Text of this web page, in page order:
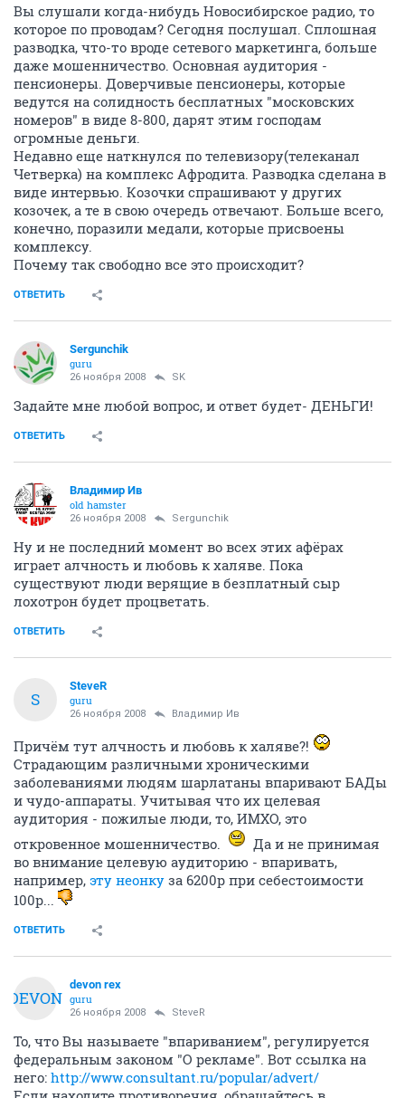
Вы слушали когда-нибудь Новосибирское радио, то
которое по проводам? Сегодня послушал. Сплошная
разводка, что-то вроде сетевого маркетинга, больше
даже мошенничество. Основная аудитория -
пенсионеры. Доверчивые пенсионеры, которые
ведутся на солидность бесплатных "московских
номеров" в виде 8-800, дарят этим господам
огромные деньги.
Недавно еще наткнулся по телевизору(телеканал
Четверка) на комплекс Афродита. Разводка сделана в
виде интервью. Козочки спрашивают у других
козочек, а те в свою очередь отвечают. Больше всего,
конечно, поразили медали, которые присвоены
комплексу.
Почему так свободно все это происходит?
ОТВЕТИТЬ
Sergunchik
guru
26 ноября 2008 SK
Задайте мне любой вопрос, и ответ будет- ДЕНЬГИ!
ОТВЕТИТЬ
Владимир Ив
old hamster
26 ноября 2008 Sergunchik
Ну и не последний момент во всех этих афёрах
играет алчность и любовь к халяве. Пока
существуют люди верящие в безплатный сыр
лохотрон будет процветать.
ОТВЕТИТЬ
S
SteveR
guru
26 ноября 2008 Владимир Ив
Причём тут алчность и любовь к халяве?!
Страдающим различными хроническими
заболеваниями людям шарлатаны впаривают БАДы
и чудо-аппараты. Учитывая что их целевая
аудитория - пожилые люди, то, ИМХО, это
откровенное мошенничество.
Да и не принимая
во внимание целевую аудиторию - впаривать,
например, эту неонку за 6200р при себестоимости
100р...
ОТВЕТИТЬ
DEVON
devon rex
guru
26 ноября 2008 SteveR
То, что Вы называете "впариванием", регулируется
федеральным законом "О рекламе". Вот ссылка на
него: http://www.consultant.ru/popular/advert/